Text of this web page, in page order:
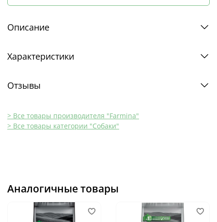
Описание
Характеристики
Отзывы
> Все товары производителя "Farmina"
> Все товары категории "Собаки"
Аналогичные товары